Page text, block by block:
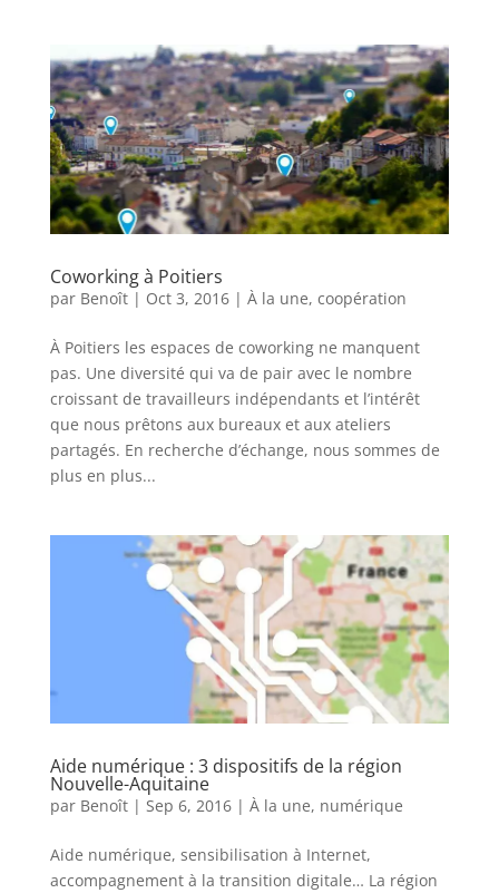
Coworking à Poitiers
par Benoît| Oct 3, 2016| À la une, coopération
À Poitiers les espaces de coworking ne manquent
pas. Une diversité qui va de pair avec le nombre
croissant de travailleurs indépendants et l’intérêt
que nous prêtons aux bureaux et aux ateliers
partagés. En recherche d’échange, nous sommes de
plus en plus...
Aide numérique : 3 dispositifs de la région
Nouvelle-Aquitaine
par Benoît| Sep 6, 2016| À la une, numérique
Aide numérique, sensibilisation à Internet,
accompagnement à la transition digitale… La région